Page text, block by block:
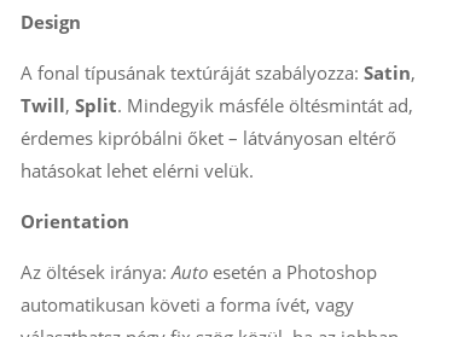
Design
A fonal típusának textúráját szabályozza: Satin,
Twill, Split. Mindegyik másféle öltésmintát ad,
érdemes kipróbálni őket – látványosan eltérő
hatásokat lehet elérni velük.
Orientation
Az öltések iránya:Autoesetén a Photoshop
automatikusan követi a forma ívét, vagy